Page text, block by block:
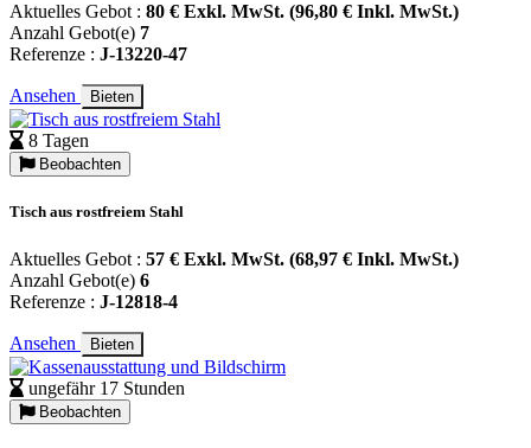
Aktuelles Gebot : 80 € Exkl. MwSt. (96,80 € Inkl. MwSt.)
Anzahl Gebot(e) 7
Referenze : J-13220-47
Ansehen Bieten
8 Tagen
Beobachten
Tisch aus rostfreiem Stahl
Aktuelles Gebot : 57 € Exkl. MwSt. (68,97 € Inkl. MwSt.)
Anzahl Gebot(e) 6
Referenze : J-12818-4
Ansehen Bieten
ungefähr 17 Stunden
Beobachten